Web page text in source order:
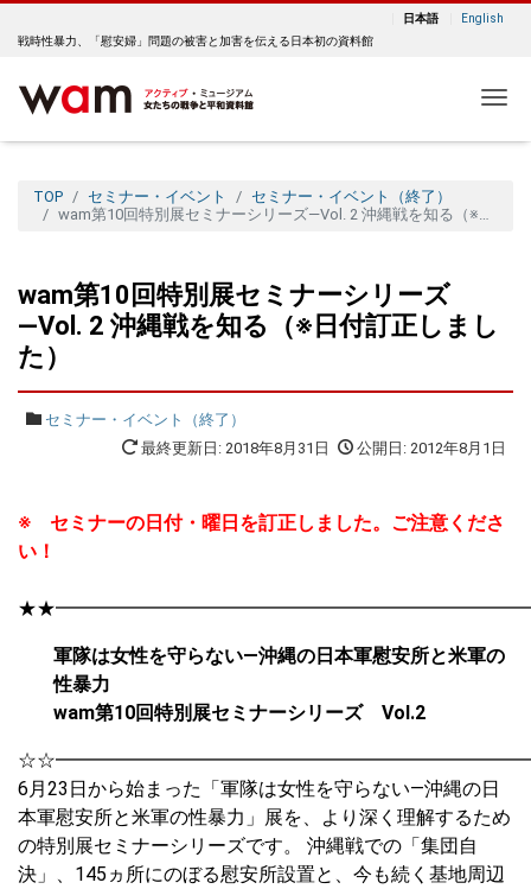
日本語
English
戦時性暴力、「慰安婦」問題の被害と加害を伝える日本初の資料館
TOP セミナー・イベント
セミナー・イベント（終了）
wam第10回特別展セミナーシリーズ―Vol. 2 沖縄戦を知る（※日付訂正しました）
wam第10回特別展セミナーシリーズ
―Vol. 2 沖縄戦を知る（※日付訂正しまし
た）
セミナー・イベント（終了）
最終更新日: 2018年8月31日
公開日: 2012年8月1日
※ セミナーの日付・曜日を訂正しました。ご注意くださ
い！
軍隊は女性を守らない―沖縄の日本軍慰安所と米軍の
性暴力
wam第10回特別展セミナーシリーズ Vol.2
6月23日から始まった「軍隊は女性を守らない―沖縄の日
本軍慰安所と米軍の性暴力」展を、より深く理解するため
の特別展セミナーシリーズです。 沖縄戦での「集団自
決」、145ヵ所にのぼる慰安所設置と、今も続く基地周辺